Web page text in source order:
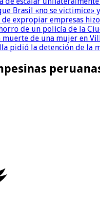
Brasil «no se
de expropiar empresas
de un policía de la
de una mujer en
pidió la detención de la